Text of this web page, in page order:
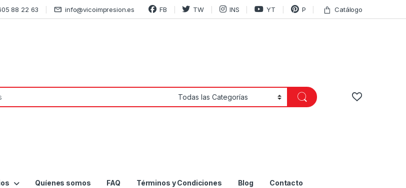
88 22 63 info@vicoimpresion.es FB TW INS YT P Catálogo
Quíenes somos FAQ Términos y Condiciones Blog Contacto